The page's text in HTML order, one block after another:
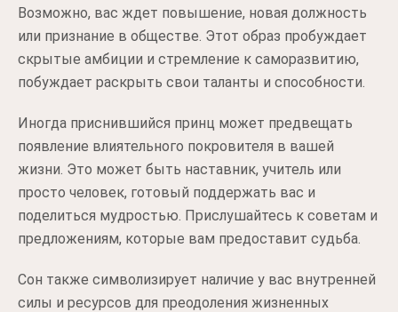
Возможно, вас ждет повышение, новая должность
или признание в обществе. Этот образ пробуждает
скрытые амбиции и стремление к саморазвитию,
побуждает раскрыть свои таланты и способности.
Иногда приснившийся принц может предвещать
появление влиятельного покровителя в вашей
жизни. Это может быть наставник, учитель или
просто человек, готовый поддержать вас и
поделиться мудростью. Прислушайтесь к советам и
предложениям, которые вам предоставит судьба.
Сон также символизирует наличие у вас внутренней
силы и ресурсов для преодоления жизненных